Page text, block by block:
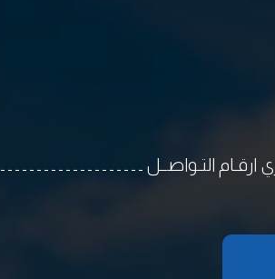
ـ ـ ـ ـ ـ ـ ـ ـ ـ ـ ـ ـ ـ ـ ـ ـ ـ ـ ـ ـ ـ ـ